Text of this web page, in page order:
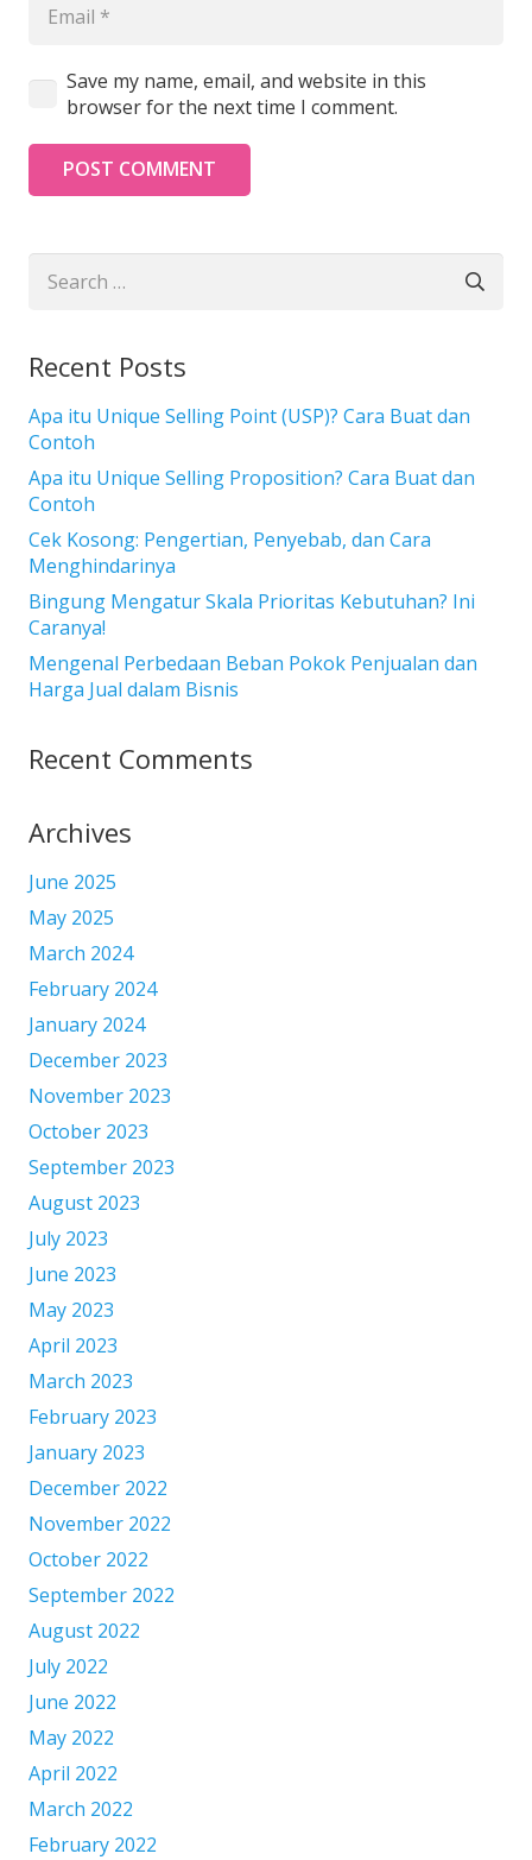
Save my name, email, and website in this
browser for the next time I comment.
POST COMMENT
Recent Posts
Apa itu Unique Selling Point (USP)? Cara Buat dan
Contoh
Apa itu Unique Selling Proposition? Cara Buat dan
Contoh
Cek Kosong: Pengertian, Penyebab, dan Cara
Menghindarinya
Bingung Mengatur Skala Prioritas Kebutuhan? Ini
Caranya!
Mengenal Perbedaan Beban Pokok Penjualan dan
Harga Jual dalam Bisnis
Recent Comments
Archives
June 2025
May 2025
March 2024
February 2024
January 2024
December 2023
November 2023
October 2023
September 2023
August 2023
July 2023
June 2023
May 2023
April 2023
March 2023
February 2023
January 2023
December 2022
November 2022
October 2022
September 2022
August 2022
July 2022
June 2022
May 2022
April 2022
March 2022
February 2022